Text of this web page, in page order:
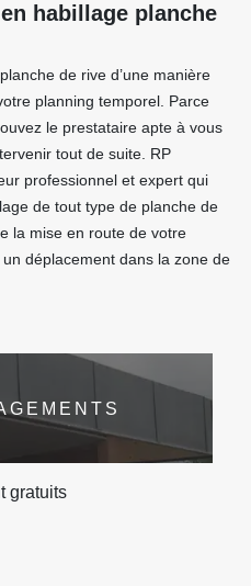
habillage planche
de rive d’une manière
planning temporel. Parce
le prestataire apte à vous
tout de suite. RP
professionnel et expert qui
de tout type de planche de
la mise en route de votre
déplacement dans la zone de
gratuits